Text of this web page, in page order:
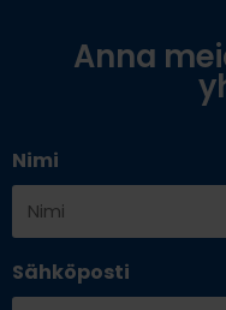
Anna
Nimi
Sähköposti